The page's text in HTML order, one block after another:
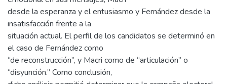
desde la esperanza y el entusiasmo y Fernández desde la
insatisfacción frente a la
situación actual. El perfil de los candidatos se determinó en
el caso de Fernández como
“de reconstrucción”, y Macri como de “articulación” o
“disyunción.” Como conclusión,